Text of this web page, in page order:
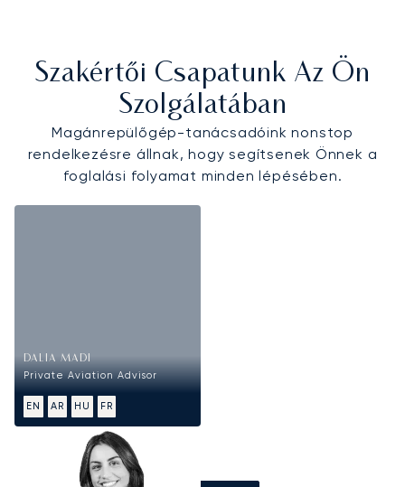
Szakértői Csapatunk Az Ön
Szolgálatában
Magánrepülőgép-tanácsadóink nonstop
rendelkezésre állnak, hogy segítsenek Önnek a
foglalási folyamat minden lépésében.
DALIA MADI
Private Aviation Advisor
EN AR HU FR